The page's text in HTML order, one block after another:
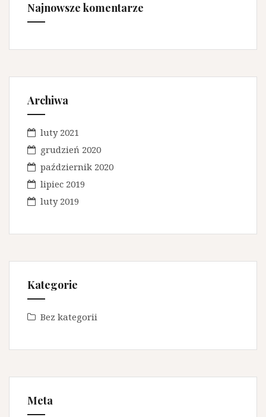
Najnowsze komentarze
Archiwa
luty 2021
grudzień 2020
październik 2020
lipiec 2019
luty 2019
Kategorie
Bez kategorii
Meta